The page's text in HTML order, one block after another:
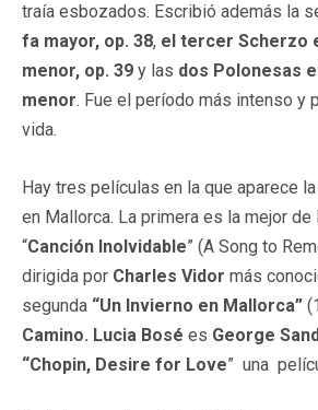
traía esbozados. Escribió además la
fa mayor, op. 38, el tercer Scherzo
menor, op. 39 y las dos Polonesas
menor. Fue el período más intenso y
vida.
Hay tres películas en la que aparece
en Mallorca. La primera es la mejor de
“Canción Inolvidable” (A Song to
dirigida por Charles Vidor más
segunda “Un Invierno en Mallorca”
Camino. Lucia Bosé es George
“Chopin, Desire for Love” una